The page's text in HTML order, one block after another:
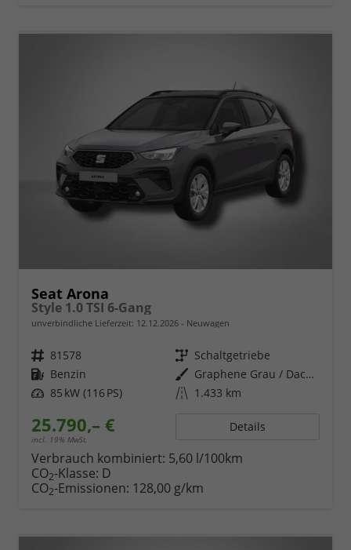
Seat Arona
Style 1.0 TSI 6-Gang
unverbindliche Lieferzeit: 12.12.2026 Neuwagen
Fahrzeugnr. 81578 Getriebe Schaltgetriebe
Kraftstoff Benzin Außenfarbe
Graphene Grau / Dach in Midnight Schwarz Metallic
Leistung 85 kW (116 PS) Kilometerstand 1.433 km
25.790,– €
incl. 19% MwSt.
Details
Verbrauch kombiniert: 5,60 l/100km
CO2-Klasse: D
CO2-Emissionen: 128,00 g/km